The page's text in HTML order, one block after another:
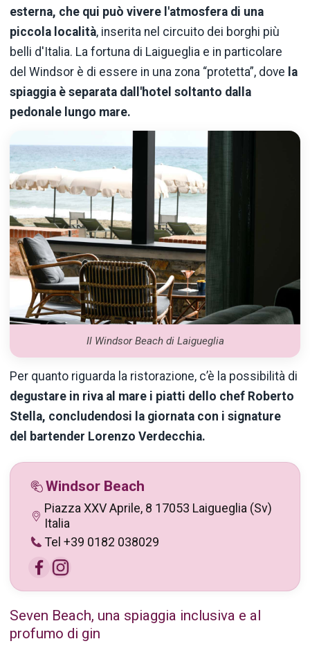
esterna, che qui può vivere l'atmosfera di una
piccola località, inserita nel circuito dei borghi più
belli d'Italia. La fortuna di Laigueglia e in particolare
del Windsor è di essere in una zona “protetta”, dove la
spiaggia è separata dall'hotel soltanto dalla
pedonale lungo mare.
Il Windsor Beach di Laigueglia
Per quanto riguarda la ristorazione, c’è la possibilità di
degustare in riva al mare i piatti dello chef Roberto
Stella, concludendosi la giornata con i signature
del bartender Lorenzo Verdecchia.
Windsor Beach
Piazza XXV Aprile, 8 17053 Laigueglia (Sv)
Italia
Tel +39 0182 038029
Seven Beach, una spiaggia inclusiva e al
profumo di gin